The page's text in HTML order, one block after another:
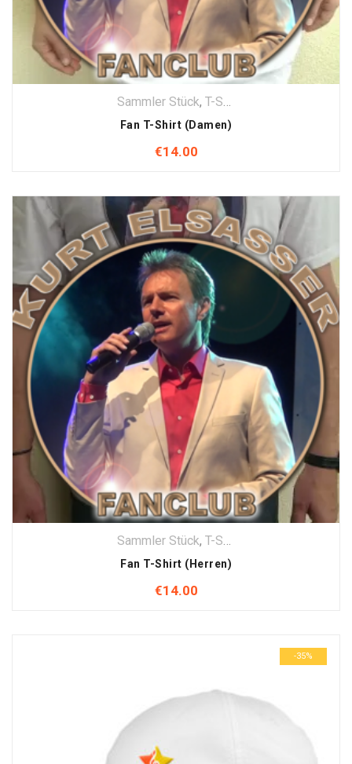
Sammler Stück, T-Shirt
Fan T-Shirt (Damen)
€14.00
Sammler Stück, T-Shirt
Fan T-Shirt (Herren)
€14.00
-35%